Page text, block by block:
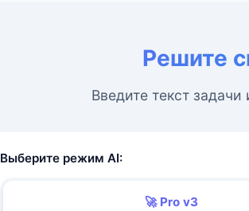
Решите
Введите текст
Выберите режим AI:
🚀 Pro v3